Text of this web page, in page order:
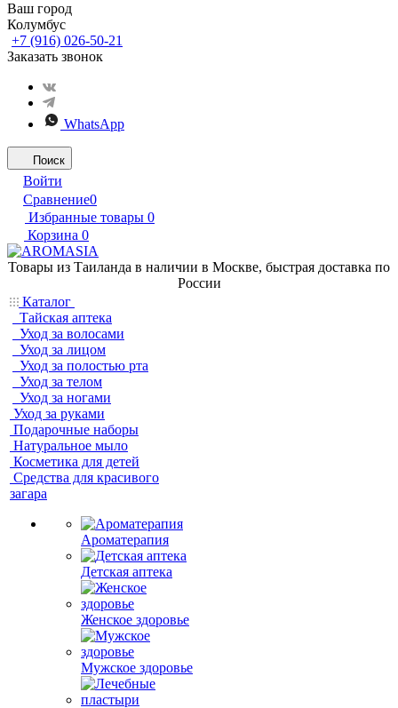
Ваш город
Колумбус
+7 (916) 026-50-21
Заказать звонок
WhatsApp
Поиск
Войти
Сравнение0
Избранные товары 0
Корзина 0
Товары из Таиланда в наличии в Москве, быстрая доставка по
России
Каталог
Тайская аптека
Уход за волосами
Уход за лицом
Уход за полостью рта
Уход за телом
Уход за ногами
Уход за руками
Подарочные наборы
Натуральное мыло
Косметика для детей
Средства для красивого
загара
Ароматерапия
Детская аптека
Женское здоровье
Мужское здоровье